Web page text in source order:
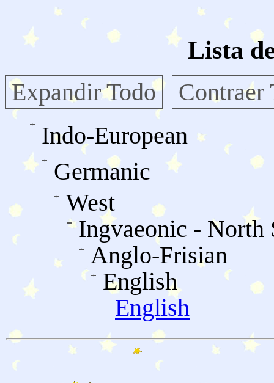
Lista
Expandir Todo
Contraer
Indo-European
Germanic
West
Ingvaeonic - North
Anglo-Frisian
English
English